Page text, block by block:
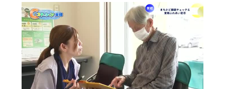
で設定できます。
（GmailやYahooなどのフリーメールアドレ
スでも作成可能です）
※マイページへのログイン・MyIDの新規登
録はこちらから
※CCNetアプリをご利用中の方は引き続き
ご視聴いただけます。